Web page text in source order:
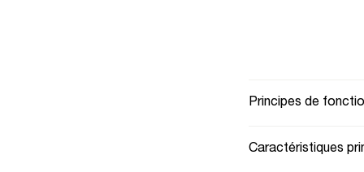
Principes de
Caractéristiques